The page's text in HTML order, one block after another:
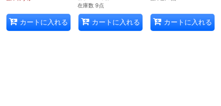
カートに入れる
在庫数 9点
カートに入れる カートに入れる